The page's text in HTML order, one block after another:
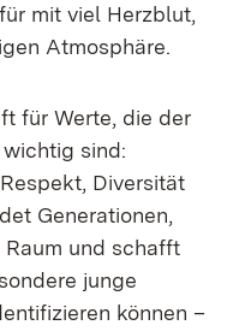
mit viel Herzblut,
Atmosphäre.
für Werte, die der
sind:
Diversität
Generationen,
und schafft
junge
können –